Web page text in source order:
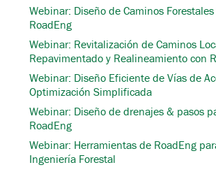
Webinar: Diseño de Caminos
RoadEng
Webinar: Revitalización de Caminos
Repavimentado y Realineamiento con
Webinar: Diseño Eficiente de Vías de
Optimización Simplificada
Webinar: Diseño de drenajes & pasos
RoadEng
Webinar: Herramientas de RoadEng
Ingeniería Forestal